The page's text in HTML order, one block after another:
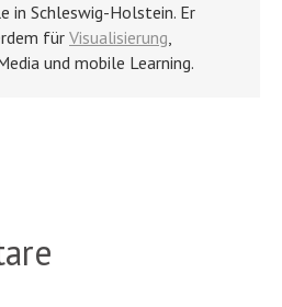
in Schleswig-Holstein. Er
für Visualisierung,
und mobile Learning.